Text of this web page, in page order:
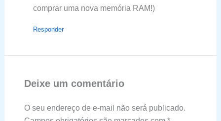
comprar uma nova memória RAM!)
Responder
Deixe um comentário
O seu endereço de e-mail não será publicado.